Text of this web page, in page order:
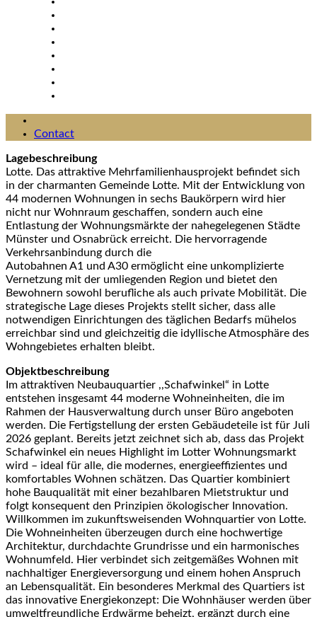
Contact
Lagebeschreibung
Lotte. Das attraktive Mehrfamilienhausprojekt befindet sich
in der charmanten Gemeinde Lotte. Mit der Entwicklung von
44 modernen Wohnungen in sechs Baukörpern wird hier
nicht nur Wohnraum geschaffen, sondern auch eine
Entlastung der Wohnungsmärkte der nahegelegenen Städte
Münster und Osnabrück erreicht. Die hervorragende
Verkehrsanbindung durch die
Autobahnen A1 und A30 ermöglicht eine unkomplizierte
Vernetzung mit der umliegenden Region und bietet den
Bewohnern sowohl berufliche als auch private Mobilität. Die
strategische Lage dieses Projekts stellt sicher, dass alle
notwendigen Einrichtungen des täglichen Bedarfs mühelos
erreichbar sind und gleichzeitig die idyllische Atmosphäre des
Wohngebietes erhalten bleibt.
Objektbeschreibung
Im attraktiven Neubauquartier ,,Schafwinkel“ in Lotte
entstehen insgesamt 44 moderne Wohneinheiten, die im
Rahmen der Hausverwaltung durch unser Büro angeboten
werden. Die Fertigstellung der ersten Gebäudeteile ist für Juli
2026 geplant. Bereits jetzt zeichnet sich ab, dass das Projekt
Schafwinkel ein neues Highlight im Lotter Wohnungsmarkt
wird – ideal für alle, die modernes, energieeffizientes und
komfortables Wohnen schätzen. Das Quartier kombiniert
hohe Bauqualität mit einer bezahlbaren Mietstruktur und
folgt konsequent den Prinzipien ökologischer Innovation.
Willkommen im zukunftsweisenden Wohnquartier von Lotte.
Die Wohneinheiten überzeugen durch eine hochwertige
Architektur, durchdachte Grundrisse und ein harmonisches
Wohnumfeld. Hier verbindet sich zeitgemäßes Wohnen mit
nachhaltiger Energieversorgung und einem hohen Anspruch
an Lebensqualität. Ein besonderes Merkmal des Quartiers ist
das innovative Energiekonzept: Die Wohnhäuser werden über
umweltfreundliche Erdwärme beheizt, ergänzt durch eine